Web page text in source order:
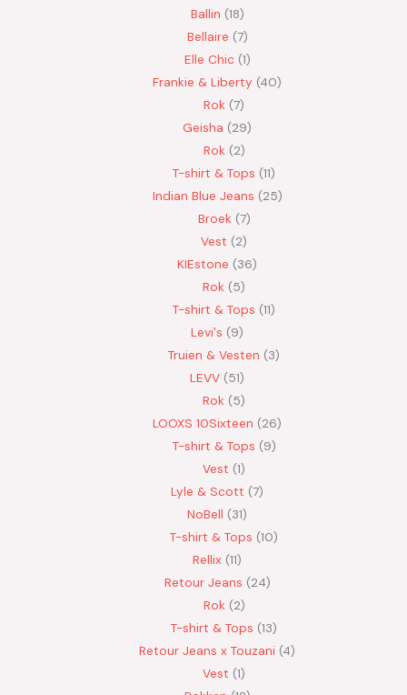
Ballin 18
Bellaire 7
Elle Chic 1
Frankie & Liberty 40
Rok 7
Geisha
29
Rok 2
T-shirt & Tops 11
Indian Blue Jeans 25
Broek 7
Vest
2
KIEstone
36
Rok
5
T-shirt & Tops 11
Levi's
9
Truien & Vesten
3
LEVV 51
Rok
5
LOOXS 10Sixteen
26
T-shirt & Tops 9
Vest 1
Lyle & Scott 7
NoBell
31
T-shirt & Tops 10
Rellix 11
Retour Jeans 24
Rok 2
T-shirt & Tops 13
Retour Jeans x Touzani 4
Vest 1